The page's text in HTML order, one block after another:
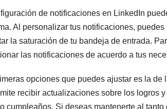
de notificaciones en LinkedIn
Al personalizar tus notificaciones,
la saturación de tu bandeja de entrada.
las notificaciones de acuerdo a tus
opciones que puedes ajustar es la
recibir actualizaciones sobre los logros
cumpleaños. Si deseas mantenerte al